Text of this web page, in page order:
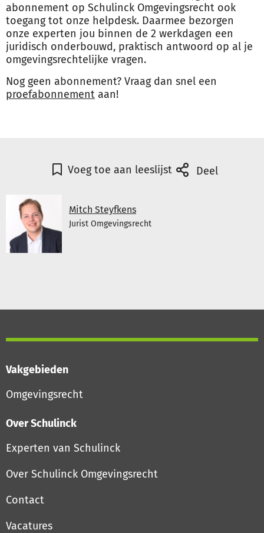
abonnement op Schulinck Omgevingsrecht ook
toegang tot onze helpdesk. Daarmee bezorgen
onze experten jou binnen de 2 werkdagen een
juridisch onderbouwd, praktisch antwoord op al je
omgevingsrechtelijke vragen.
Nog geen abonnement? Vraag dan snel een
proefabonnement aan!
Voeg toe aan leeslijst Deel
Mitch Steyfkens
Jurist Omgevingsrecht
Vakgebieden
Omgevingsrecht
Over Schulinck
Experten van Schulinck
Over Schulinck Omgevingsrecht
Contact
Vacatures